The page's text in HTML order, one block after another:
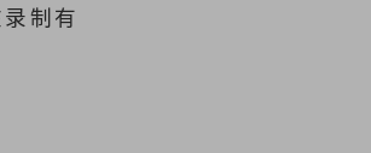
制有